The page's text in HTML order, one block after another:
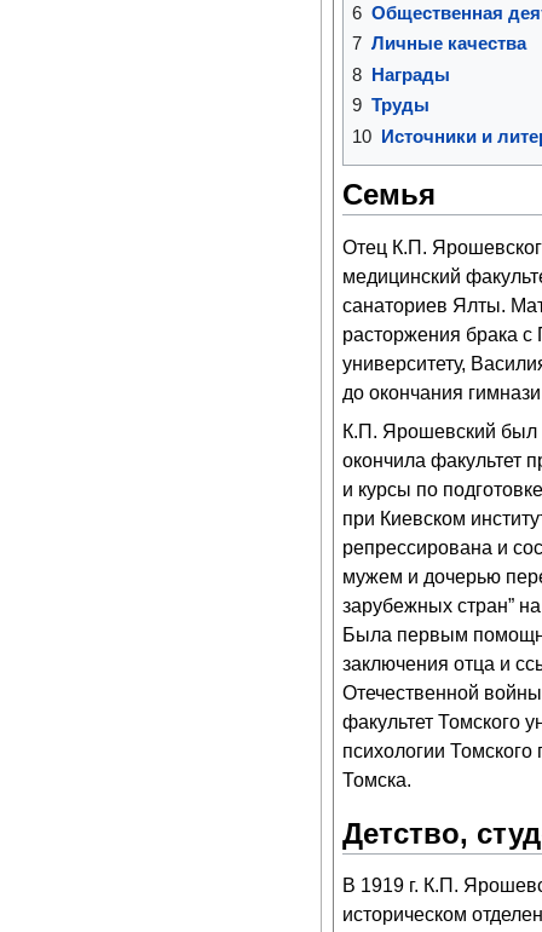
6 Общественная
7 Личные качества
8 Награды
9 Труды
10 Источники и
Семья
Отец К.П.
медицинский
санаториев Ялты.
расторжения брака
университету,
до окончания
К.П. Ярошевский
окончила факультет
и курсы по
при Киевском
репрессирована и
мужем и дочерью
зарубежных стран”
Была первым
заключения отца и
Отечественной
факультет Томского
психологии
Томска.
Детство,
В 1919 г. К.П.
историческом